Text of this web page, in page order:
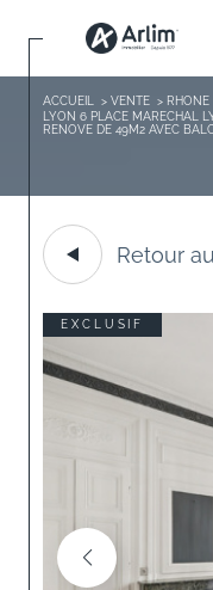
ACCUEIL VENTE RHONE
LYON 6 PLACE MARECHAL
RENOVE DE 49M2 AVEC
Retour
EXCLUSIF